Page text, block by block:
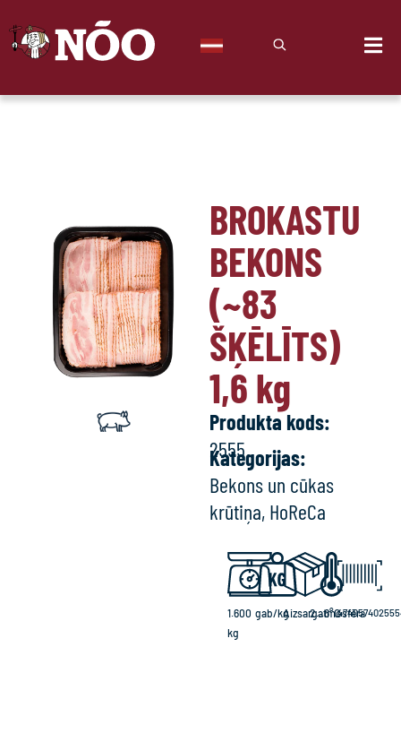
BROKASTU
BEKONS
(~83
ŠĶĒLĪTS)
1,6 kg
Produkta kods:
2555
Kategorijas:
Bekons un cūkas
krūtiņa, HoReCa
1.600
kg
gab/kgAizsargatmosfēra
2...6°C